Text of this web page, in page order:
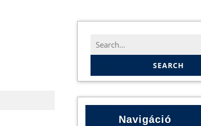
Search
for:
Navigáció